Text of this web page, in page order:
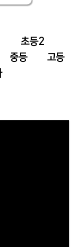
초등2
중등 고등